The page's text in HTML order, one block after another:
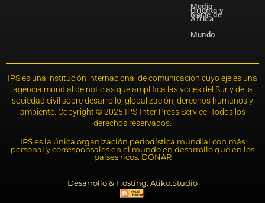
Medio
Oriente y
Norte de
África
Mundo
IPS es una institución internacional de comunicación cuyo eje es una
agencia mundial de noticias que amplifica las voces del Sur y de la
sociedad civil sobre desarrollo, globalización, derechos humanos y
ambiente. Copyright © 2025 IPS-Inter Press Service. Todos los
derechos reservados.
IPS es la única organización periodística mundial con más
personal y corresponsales en el mundo en desarrollo que en los
países ricos. DONAR
Desarrollo & Hosting: Atiko.Studio